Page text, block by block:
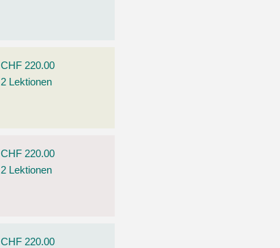
CHF 220.00
2 Lektionen
CHF 220.00
2 Lektionen
CHF 220.00